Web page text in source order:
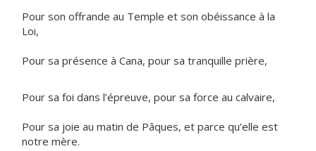
Pour son offrande au Temple et son obéissance à la
Loi,
Pour sa présence à Cana, pour sa tranquille prière,
Pour sa foi dans l’épreuve, pour sa force au calvaire,
Pour sa joie au matin de Pâques, et parce qu’elle est
notre mère.